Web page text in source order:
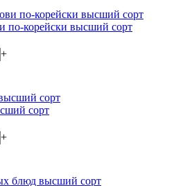
по-корейски высший сорт
+
сорт
+